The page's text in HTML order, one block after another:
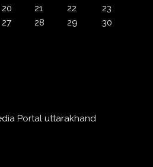
20 21 22
23
27 28 29
30
Portal uttarakhand